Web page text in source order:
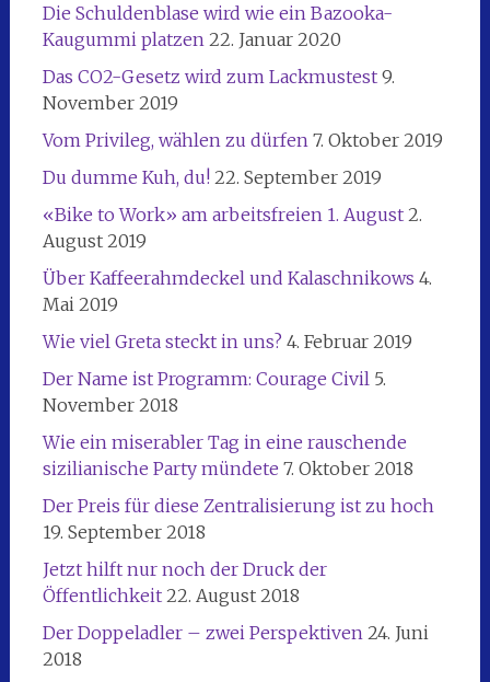
Die Schuldenblase wird wie ein Bazooka-
Kaugummi platzen 22. Januar 2020
Das CO2-Gesetz wird zum Lackmustest 9.
November 2019
Vom Privileg, wählen zu dürfen 7. Oktober 2019
Du dumme Kuh, du! 22. September 2019
«Bike to Work» am arbeitsfreien 1. August 2.
August 2019
Über Kaffeerahmdeckel und Kalaschnikows 4.
Mai 2019
Wie viel Greta steckt in uns? 4. Februar 2019
Der Name ist Programm: Courage Civil 5.
November 2018
Wie ein miserabler Tag in eine rauschende
sizilianische Party mündete 7. Oktober 2018
Der Preis für diese Zentralisierung ist zu hoch
19. September 2018
Jetzt hilft nur noch der Druck der
Öffentlichkeit 22. August 2018
Der Doppeladler – zwei Perspektiven 24. Juni
2018